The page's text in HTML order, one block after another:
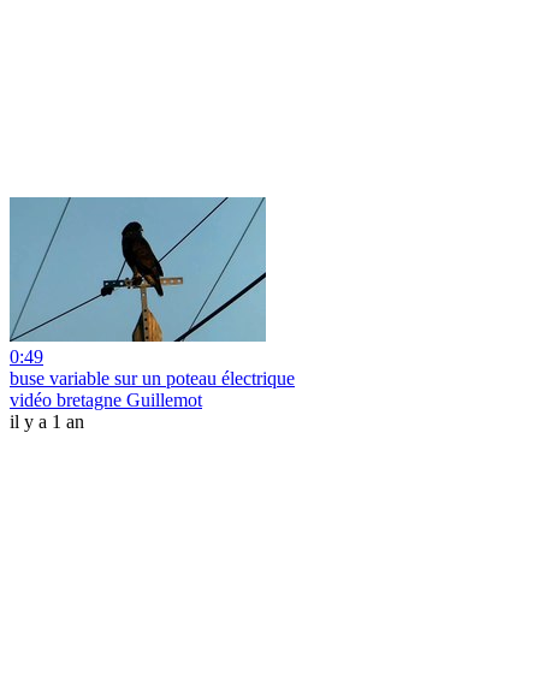
0:49
buse variable sur un poteau électrique
vidéo bretagne Guillemot
il y a 1 an